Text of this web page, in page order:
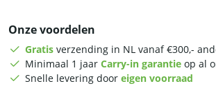
aardgas
RVS
aantal
Onze voordelen
Gratis verzending in NL vanaf €300,-
Minimaal 1 jaar Carry-in garantie op al
Snelle levering door eigen voorraad